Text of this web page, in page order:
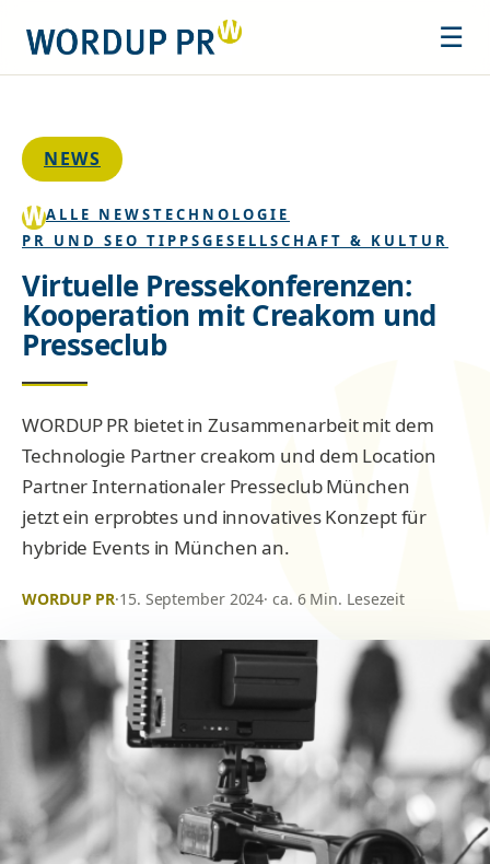
☰
NEWS
ALLE NEWSTECHNOLOGIE
PR UND SEO TIPPSGESELLSCHAFT & KULTUR
Virtuelle Pressekonferenzen:
Kooperation mit Creakom und
Presseclub
WORDUP PR bietet in Zusammenarbeit mit dem
Technologie Partner creakom und dem Location
Partner Internationaler Presseclub München
jetzt ein erprobtes und innovatives Konzept für
hybride Events in München an.
WORDUP PR·15. September 2024· ca. 6 Min. Lesezeit